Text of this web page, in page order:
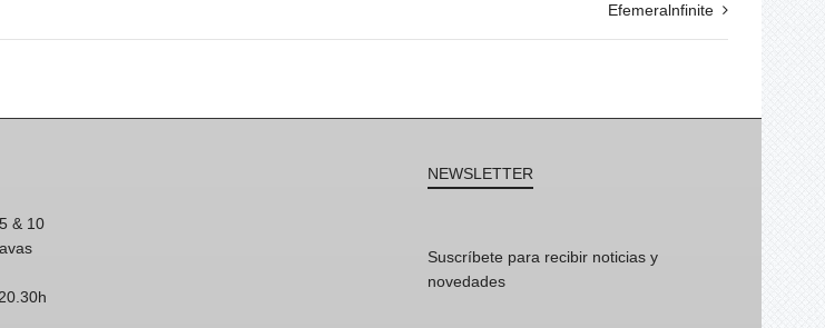
Efemeralnfinite
& 10
NEWSLETTER
Suscríbete para recibir noticias y
novedades